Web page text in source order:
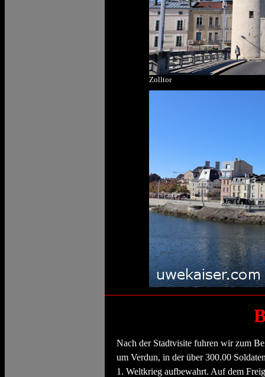
Zolltor
Nach der Stadtvisite fuhren wir zum
um Verdun, in der über 300.00
1. Weltkrieg aufbewahrt. Auf dem